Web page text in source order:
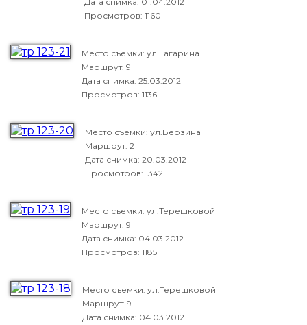
Просмотров: 1160
Место съемки: ул.Гагарина
Маршрут: 9
Дата снимка: 25.03.2012
Просмотров: 1136
Место съемки: ул.Берзина
Маршрут: 2
Дата снимка: 20.03.2012
Просмотров: 1342
Место съемки: ул.Терешковой
Маршрут: 9
Дата снимка: 04.03.2012
Просмотров: 1185
Место съемки: ул.Терешковой
Маршрут: 9
Дата снимка: 04.03.2012